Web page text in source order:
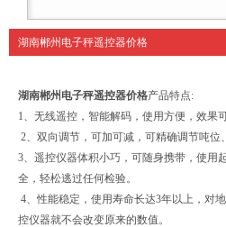
湖南郴州电子秤遥控器价格
湖南郴州电子秤遥控器价格产品特点:
1、无线遥控，智能解码，使用方便，效果
2、双向调节，可加可减，可精确调节吨位
3、遥控仪器体积小巧，可随身携带，使用
全，轻松逃过任何检验。
4、性能稳定，使用寿命长达3年以上，对
控仪器就不会改变原来的数值。